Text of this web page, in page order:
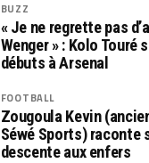
BUZZ
« Je ne regrette pas
Wenger » : Kolo Touré
débuts à Arsenal
FOOTBALL
Zougoula Kevin
Séwé Sports) raconte
descente aux enfers